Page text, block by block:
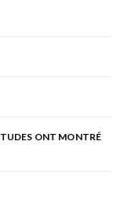
ONT MONTRÉ